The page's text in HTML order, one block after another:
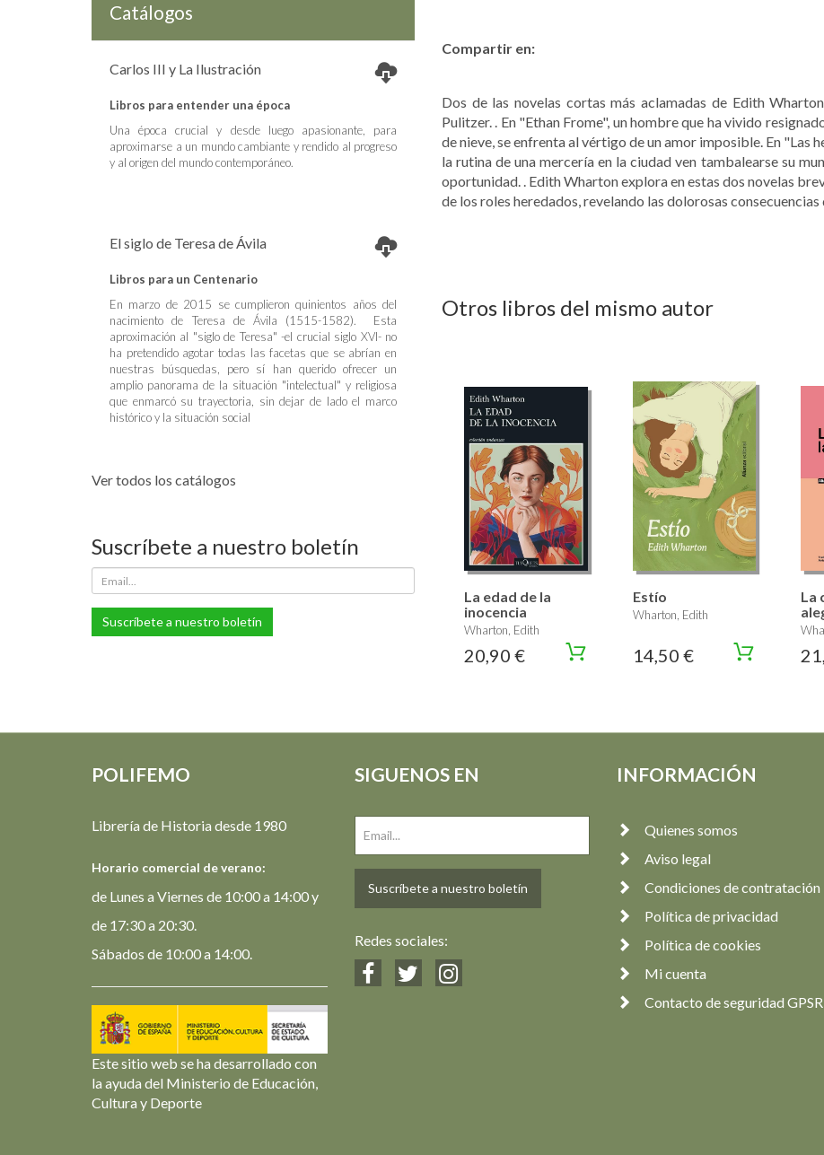
Catálogos
Carlos III y La Ilustración
Libros para entender una época
Una época crucial y desde luego apasionante, para
aproximarse a un mundo cambiante y rendido al progreso
y al origen del mundo contemporáneo.
El siglo de Teresa de Ávila
Libros para un Centenario
En marzo de 2015 se cumplieron quinientos años del
nacimiento de Teresa de Ávila (1515-1582). Esta
aproximación al "siglo de Teresa" -el crucial siglo XVI- no
ha pretendido agotar todas las facetas que se abrían en
nuestras búsquedas, pero sí han querido ofrecer un
amplio panorama de la situación "intelectual" y religiosa
que enmarcó su trayectoria, sin dejar de lado el marco
histórico y la situación social
Ver todos los catálogos
Suscríbete a nuestro boletín
Suscríbete a nuestro boletín
Compartir en:
Dos de las novelas cortas más aclamadas de Edith
Pulitzer. . En "Ethan Frome", un hombre que ha vivido
de nieve, se enfrenta al vértigo de un amor imposible. En "Las
la rutina de una mercería en la ciudad ven tambalearse su
oportunidad. . Edith Wharton explora en estas dos novelas
de los roles heredados, revelando las dolorosas
Otros libros del mismo autor
La edad de la
inocencia
Wharton, Edith
20,90 €
Estío
Wharton, Edith
14,50 €
La
POLIFEMO
Librería de Historia desde 1980
Horario comercial de verano:
de Lunes a Viernes de 10:00 a 14:00 y
de 17:30 a 20:30.
Sábados de 10:00 a 14:00.
Este sitio web se ha desarrollado con
la ayuda del Ministerio de Educación,
Cultura y Deporte
SIGUENOS EN
Suscríbete a nuestro boletín
Redes sociales:
INFORMACIÓN
Quienes somos
Aviso legal
Condiciones de contratación
Política de privacidad
Política de cookies
Mi cuenta
Contacto de seguridad GPSR